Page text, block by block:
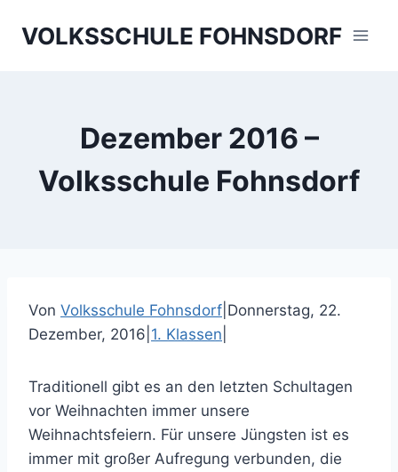
VOLKSSCHULE FOHNSDORF
Dezember 2016 –
Volksschule Fohnsdorf
Von Volksschule Fohnsdorf Donnerstag, 22.
Dezember, 2016 1. Klassen
Traditionell gibt es an den letzten Schultagen
vor Weihnachten immer unsere
Weihnachtsfeiern. Für unsere Jüngsten ist es
immer mit großer Aufregung verbunden, die